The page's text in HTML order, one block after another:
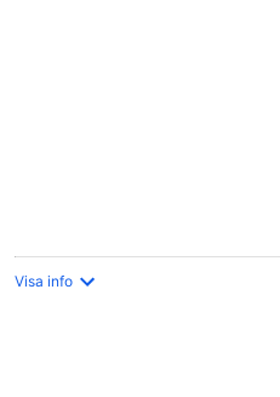
Visa info